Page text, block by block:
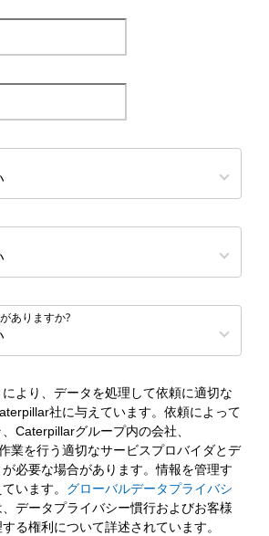
ありますか?
より、データを処理して依頼に適切な
社に与えています。依頼によって
Caterpillarグループ内の会社、
業を行う適切なサービスプロバイダとデ
必要な場合があります。情報を管理す
います。 グローバルデータプライバシ
、データプライバシー慣行およびお客様
る権利について詳述されています。